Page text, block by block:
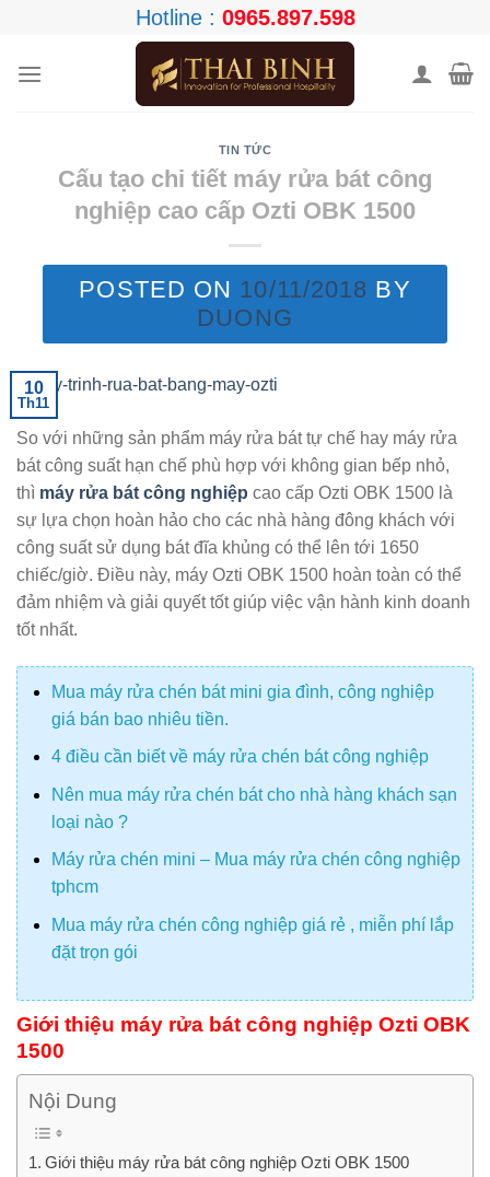
content
Hotline : 0965.897.598
TIN TỨC
Cấu tạo chi tiết máy rửa bát công
nghiệp cao cấp Ozti OBK 1500
POSTED ON 10/11/2018 BY
DUONG
10
Th11
So với những sản phẩm máy rửa bát tự chế hay máy rửa
bát công suất hạn chế phù hợp với không gian bếp nhỏ,
thì máy rửa bát công nghiệp cao cấp Ozti OBK 1500 là
sự lựa chọn hoàn hảo cho các nhà hàng đông khách với
công suất sử dụng bát đĩa khủng có thể lên tới 1650
chiếc/giờ. Điều này, máy Ozti OBK 1500 hoàn toàn có thể
đảm nhiệm và giải quyết tốt giúp việc vận hành kinh doanh
tốt nhất.
Mua máy rửa chén bát mini gia đình, công nghiệp
giá bán bao nhiêu tiền.
4 điều cần biết về máy rửa chén bát công nghiệp
Nên mua máy rửa chén bát cho nhà hàng khách sạn
loại nào ?
Máy rửa chén mini – Mua máy rửa chén công nghiệp
tphcm
Mua máy rửa chén công nghiệp giá rẻ , miễn phí lắp
đặt trọn gói
Giới thiệu máy rửa bát công nghiệp Ozti OBK
1500
Nội Dung
Giới thiệu máy rửa bát công nghiệp Ozti OBK 1500